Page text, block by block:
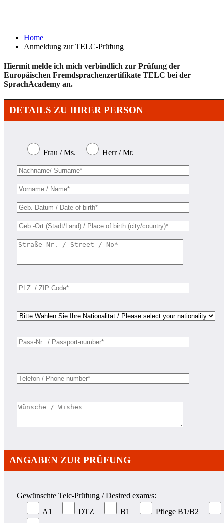
Home
Anmeldung zur TELC-Prüfung
Hiermit melde ich mich verbindlich zur Prüfung der
Europäischen Fremdsprachenzertifikate TELC bei der
SprachAcademy an.
DETAILS ZU IHRER PERSON
Frau / Ms. Herr / Mr.
ANGABEN ZUR PRÜFUNG
Gewünschte Telc-Prüfung / Desired exam/s:
A1
DTZ B1
Pflege B1/B2